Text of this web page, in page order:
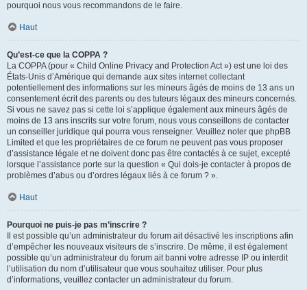
pourquoi nous vous recommandons de le faire.
Haut
Qu’est-ce que la COPPA ?
La COPPA (pour « Child Online Privacy and Protection Act ») est une loi des
États-Unis d’Amérique qui demande aux sites internet collectant
potentiellement des informations sur les mineurs âgés de moins de 13 ans un
consentement écrit des parents ou des tuteurs légaux des mineurs concernés.
Si vous ne savez pas si cette loi s’applique également aux mineurs âgés de
moins de 13 ans inscrits sur votre forum, nous vous conseillons de contacter
un conseiller juridique qui pourra vous renseigner. Veuillez noter que phpBB
Limited et que les propriétaires de ce forum ne peuvent pas vous proposer
d’assistance légale et ne doivent donc pas être contactés à ce sujet, excepté
lorsque l’assistance porte sur la question « Qui dois-je contacter à propos de
problèmes d’abus ou d’ordres légaux liés à ce forum ? ».
Haut
Pourquoi ne puis-je pas m’inscrire ?
Il est possible qu’un administrateur du forum ait désactivé les inscriptions afin
d’empêcher les nouveaux visiteurs de s’inscrire. De même, il est également
possible qu’un administrateur du forum ait banni votre adresse IP ou interdit
l’utilisation du nom d’utilisateur que vous souhaitez utiliser. Pour plus
d’informations, veuillez contacter un administrateur du forum.